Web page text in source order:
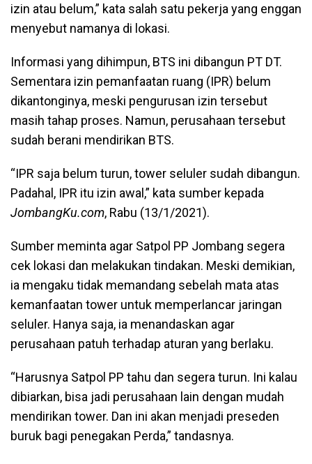
izin atau belum,” kata salah satu pekerja yang enggan
menyebut namanya di lokasi.
Informasi yang dihimpun, BTS ini dibangun PT DT.
Sementara izin pemanfaatan ruang (IPR) belum
dikantonginya, meski pengurusan izin tersebut
masih tahap proses. Namun, perusahaan tersebut
sudah berani mendirikan BTS.
“IPR saja belum turun, tower seluler sudah dibangun.
Padahal, IPR itu izin awal,” kata sumber kepada
JombangKu.com, Rabu (13/1/2021).
Sumber meminta agar Satpol PP Jombang segera
cek lokasi dan melakukan tindakan. Meski demikian,
ia mengaku tidak memandang sebelah mata atas
kemanfaatan tower untuk memperlancar jaringan
seluler. Hanya saja, ia menandaskan agar
perusahaan patuh terhadap aturan yang berlaku.
“Harusnya Satpol PP tahu dan segera turun. Ini kalau
dibiarkan, bisa jadi perusahaan lain dengan mudah
mendirikan tower. Dan ini akan menjadi preseden
buruk bagi penegakan Perda,” tandasnya.